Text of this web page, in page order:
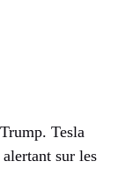
Tesla
sur les